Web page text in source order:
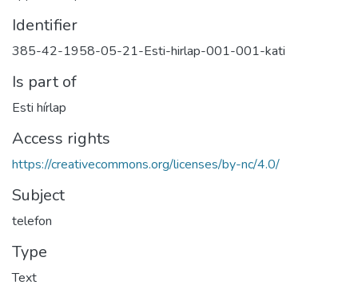
Identifier
385-42-1958-05-21-Esti-hirlap-001-001-kati
Is part of
Esti hírlap
Access rights
https://creativecommons.org/licenses/by-nc/4.0/
Subject
telefon
Type
Text